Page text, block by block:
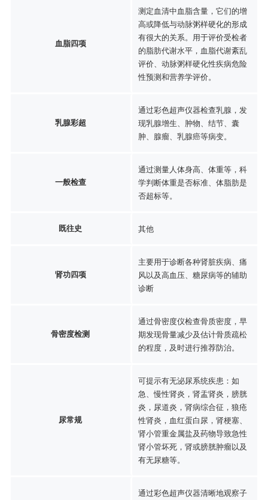
血脂四项
测定血清中血脂含量，它们的增
高或降低与动脉粥样硬化的形成
有很大的关系。用于评价受检者
的脂肪代谢水平，血脂代谢紊乱
评价、动脉粥样硬化性疾病危险
性预测和营养学评价。
乳腺彩超
通过彩色超声仪器检查乳腺，发
现乳腺增生、肿物、结节、囊
肿、腺瘤、乳腺癌等病变。
一般检查
通过测量人体身高、体重等，科
学判断体重是否标准、体脂肪是
否超标等。
既往史 其他
肾功四项
主要用于诊断各种肾脏疾病、痛
风以及高血压、糖尿病等的辅助
诊断
骨密度检测
通过骨密度仪检查骨质密度，早
期发现骨量减少及估计骨质疏松
的程度，及时进行推荐防治。
尿常规
可提示有无泌尿系统疾患：如
急、慢性肾炎，肾盂肾炎，膀胱
炎，尿道炎，肾病综合征，狼疮
性肾炎，血红蛋白尿，肾梗塞、
肾小管重金属盐及药物导致急性
肾小管坏死，肾或膀胱肿瘤以及
有无尿糖等。
通过彩色超声仪器清晰地观察子